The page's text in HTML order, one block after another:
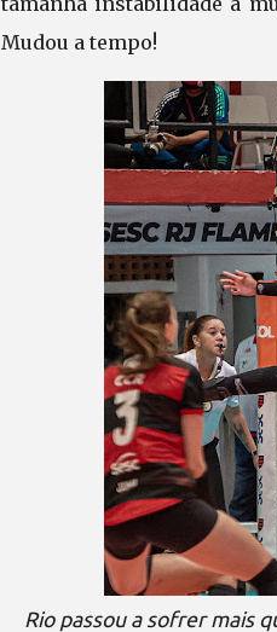
Mudou a tempo!
Rio passou a sofrer mais